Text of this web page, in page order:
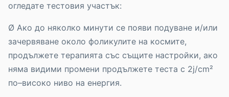
огледате тестовия участък:
Ø Ако до няколко минути се появи подуване и/или
зачервяване около фоликулите на космите,
продължете терапията със същите настройки, ако
няма видими промени продължете теста с 2j/cm²
по–високо ниво на енергия.